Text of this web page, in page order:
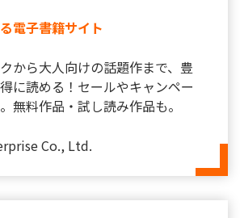
電子書籍サイト
から大人向けの話題作まで、豊
に読める！セールやキャンペー
無料作品・試し読み作品も。
Co., Ltd.